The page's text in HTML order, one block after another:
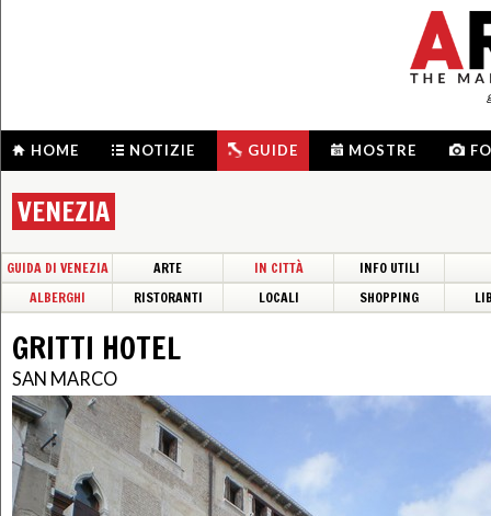
HOME NOTIZIE GUIDE MOSTRE
VENEZIA
GUIDA DI VENEZIA ARTE IN CITTÀ
INFO UTILI
ALBERGHI
RISTORANTI LOCALI SHOPPING
GRITTI HOTEL
SAN MARCO